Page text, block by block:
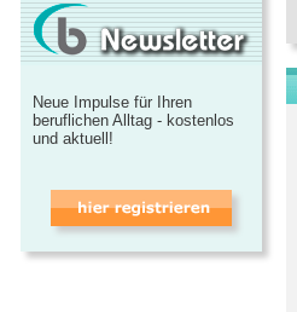
Neue Impulse für Ihren
beruflichen Alltag - kostenlos
und aktuell!